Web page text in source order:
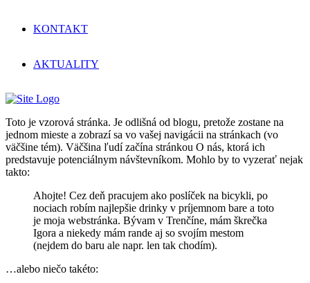
KONTAKT
AKTUALITY
Toto je vzorová stránka. Je odlišná od blogu, pretože zostane na
jednom mieste a zobrazí sa vo vašej navigácii na stránkach (vo
väčšine tém). Väčšina ľudí začína stránkou O nás, ktorá ich
predstavuje potenciálnym návštevníkom. Mohlo by to vyzerať nejak
takto:
Ahojte! Cez deň pracujem ako poslíček na bicykli, po
nociach robím najlepšie drinky v príjemnom bare a toto
je moja webstránka. Bývam v Trenčíne, mám škrečka
Igora a niekedy mám rande aj so svojím mestom
(nejdem do baru ale napr. len tak chodím).
…alebo niečo takéto: